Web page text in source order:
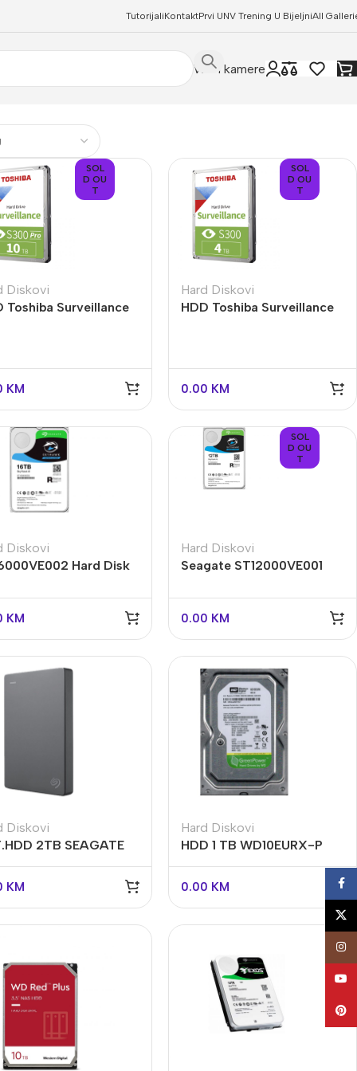
TutorijaliKontaktPrvi UNV Trening U BijeljniAll
Vaš prvi izbor u video
nadzoru
UNIVIEW
Saznaj više
WIFI kamere
SOL
D OU
T
Diskovi
Toshiba Surveillance
KM
SOL
D OU
T
Hard Diskovi
HDD Toshiba Surveillance
0.00 KM
Diskovi
Hard Disk
KM
SOL
D OU
T
Hard Diskovi
Seagate ST12000VE001
0.00 KM
Diskovi
2TB SEAGATE
KM
Hard Diskovi
HDD 1 TB WD10EURX-P
0.00 KM